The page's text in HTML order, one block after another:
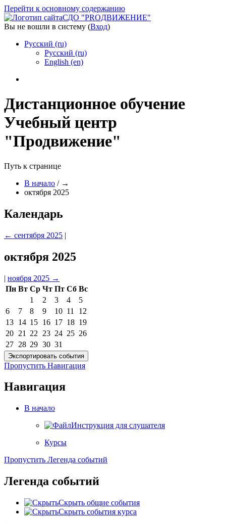
Перейти к основному содержанию
СДО "PROДВИЖЕНИЕ"
Вы не вошли в систему (Вход)
Русский ‎(ru)‎
Русский ‎(ru)‎
English ‎(en)‎
Дистанционное обучение
Учебный центр
"Продвижение"
Путь к странице
В начало / →
октября 2025
Календарь
← сентября 2025 |
октября 2025
| ноября 2025 →
Пн Вт Ср Чт Пт Сб Вс
1
2 3 4
5
6
7 8 9 10 11
12
13 14 15 16 17 18 19
20 21 22 23 24 25 26
27 28 29 30 31
Пропустить Навигация
Навигация
В начало
Инструкция для слушателя
Курсы
Пропустить Легенда событий
Легенда событий
Скрыть общие события
Скрыть события курса